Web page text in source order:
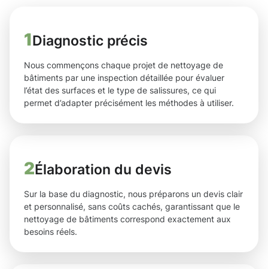
1Diagnostic précis
Nous commençons chaque projet de nettoyage de
bâtiments par une inspection détaillée pour évaluer
l’état des surfaces et le type de salissures, ce qui
permet d’adapter précisément les méthodes à utiliser.
2Élaboration du devis
Sur la base du diagnostic, nous préparons un devis clair
et personnalisé, sans coûts cachés, garantissant que le
nettoyage de bâtiments correspond exactement aux
besoins réels.